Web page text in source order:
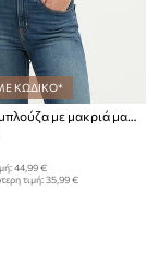
ΚΩΔΙΚΟ*
44,99 €
τιμή:35,99 €